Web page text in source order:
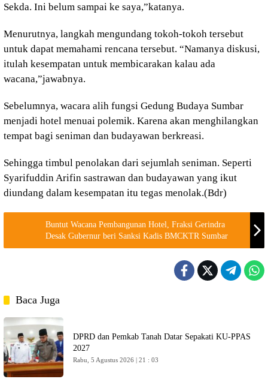
Sekda. Ini belum sampai ke saya,”katanya.
Menurutnya, langkah mengundang tokoh-tokoh tersebut
untuk dapat memahami rencana tersebut. “Namanya diskusi,
itulah kesempatan untuk membicarakan kalau ada
wacana,”jawabnya.
Sebelumnya, wacara alih fungsi Gedung Budaya Sumbar
menjadi hotel menuai polemik. Karena akan menghilangkan
tempat bagi seniman dan budayawan berkreasi.
Sehingga timbul penolakan dari sejumlah seniman. Seperti
Syarifuddin Arifin sastrawan dan budayawan yang ikut
diundang dalam kesempatan itu tegas menolak.(Bdr)
Buntut Wacana Pembangunan Hotel, Fraksi Gerindra
Desak Gubernur beri Sanksi Kadis BMCKTR Sumbar
Baca Juga
DPRD dan Pemkab Tanah Datar Sepakati KU-PPAS
2027
Rabu, 5 Agustus 2026 | 21 : 03